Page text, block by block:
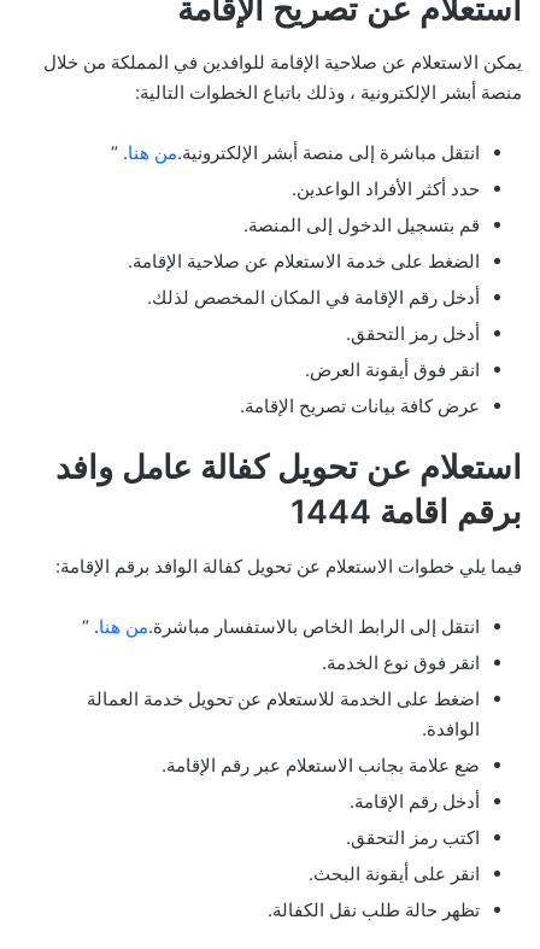
استعلام عن تصريح الإقامة
يمكن الاستعلام عن صلاحية الإقامة للوافدين في المملكة من خلال
منصة أبشر الإلكترونية ، وذلك باتباع الخطوات التالية:
انتقل مباشرة إلى منصة أبشر الإلكترونية.من هنا. “
حدد أكثر الأفراد الواعدين.
قم بتسجيل الدخول إلى المنصة.
الضغط على خدمة الاستعلام عن صلاحية الإقامة.
أدخل رقم الإقامة في المكان المخصص لذلك.
أدخل رمز التحقق.
انقر فوق أيقونة العرض.
عرض كافة بيانات تصريح الإقامة.
استعلام عن تحويل كفالة عامل وافد
برقم اقامة 1444
فيما يلي خطوات الاستعلام عن تحويل كفالة الوافد برقم الإقامة:
انتقل إلى الرابط الخاص بالاستفسار مباشرة.من هنا. “
انقر فوق نوع الخدمة.
اضغط على الخدمة للاستعلام عن تحويل خدمة العمالة
الوافدة.
ضع علامة بجانب الاستعلام عبر رقم الإقامة.
أدخل رقم الإقامة.
اكتب رمز التحقق.
انقر على أيقونة البحث.
تظهر حالة طلب نقل الكفالة.